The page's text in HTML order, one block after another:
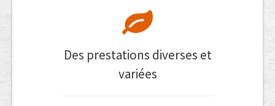
Des prestations diverses et
variées